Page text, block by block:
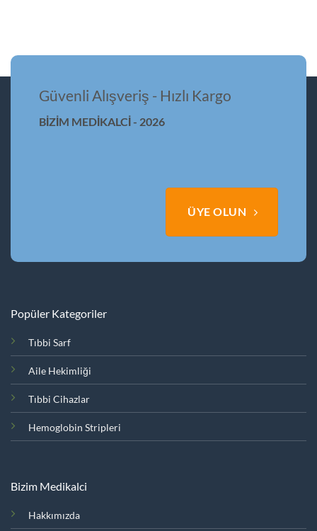
Güvenli Alışveriş - Hızlı Kargo
BİZİM MEDİKALCİ - 2026
ÜYE OLUN
Popüler Kategoriler
Tıbbi Sarf
Aile Hekimliği
Tıbbi Cihazlar
Hemoglobin Stripleri
Bizim Medikalci
Hakkımızda